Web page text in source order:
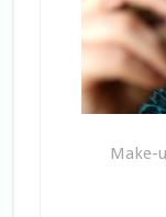
Make-